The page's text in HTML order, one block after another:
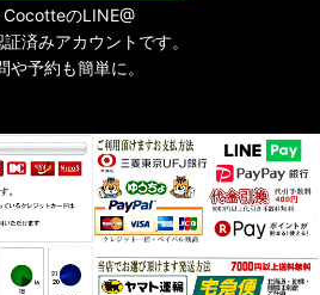
CocotteのLINE@
済みアカウントです。
や予約も簡単に。